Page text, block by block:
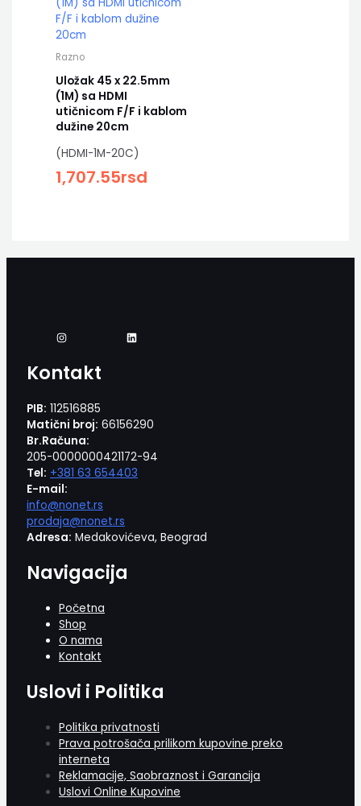
Razno
Uložak 45 x 22.5mm
(1M) sa HDMI
utičnicom F/F i kablom
dužine 20cm
(HDMI-1M-20C)
1,707.55rsd
Kontakt
PIB: 112516885
Matični broj: 66156290
Br.Računa:
205-0000000421172-94
Tel: +381 63 654403
E-mail:
info@nonet.rs
prodaja@nonet.rs
Adresa: Medakovićeva, Beograd
Navigacija
Početna
Shop
O nama
Kontakt
Uslovi i Politika
Politika privatnosti
Prava potrošača prilikom kupovine preko
interneta
Reklamacije, Saobraznost i Garancija
Uslovi Online Kupovine